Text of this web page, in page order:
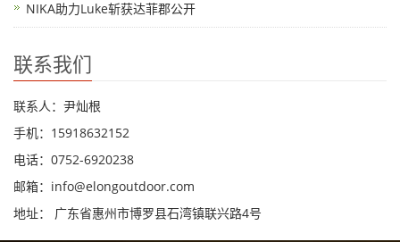
NIKA助力Luke斩获达菲郡公开
联系我们
联系人：尹灿根
手机：15918632152
电话：0752-6920238
邮箱： info@elongoutdoor.com
地址： 广东省惠州市博罗县石湾镇联兴路4号